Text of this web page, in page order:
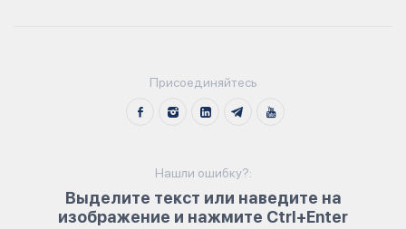
Присоединяйтесь
Нашли ошибку?:
Выделите текст или наведите на
изображение и нажмите Ctrl+Enter